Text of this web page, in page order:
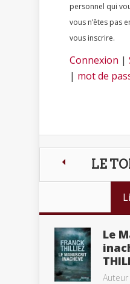
personnel qui vous a été
vous n’êtes pas
vous inscrire.
Connexion |
| mot de
LE
Le
Auteur